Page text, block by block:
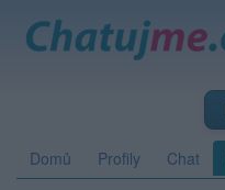
Domů Profily Chat